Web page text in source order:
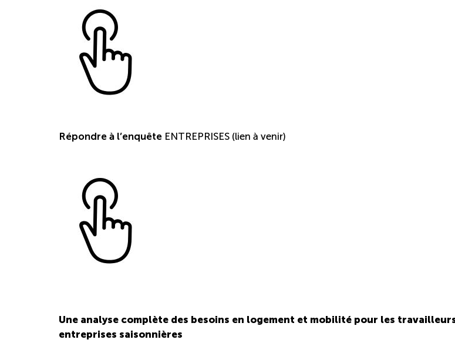
Répondre à l’enquête ENTREPRISES (lien à venir)
Une analyse complète des besoins en logement et mobilité pour les
entreprises saisonnières